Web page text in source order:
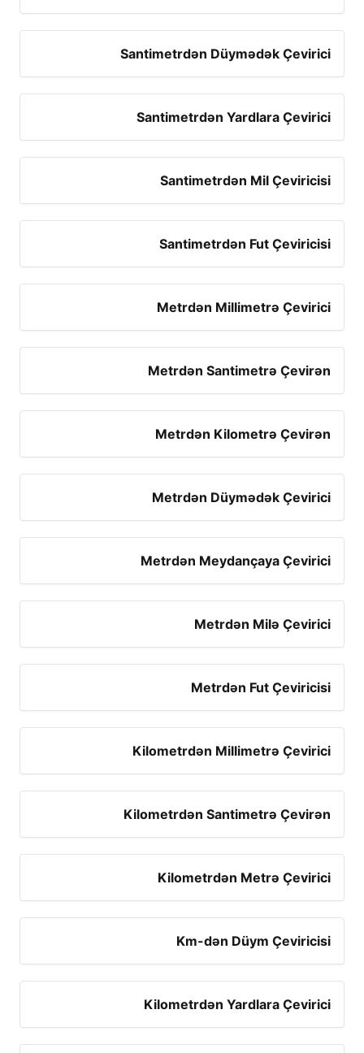
Santimetrdən Düymədək Çevirici
Santimetrdən Yardlara Çevirici
Santimetrdən Mil Çeviricisi
Santimetrdən Fut Çeviricisi
Metrdən Millimetrə Çevirici
Metrdən Santimetrə Çevirən
Metrdən Kilometrə Çevirən
Metrdən Düymədək Çevirici
Metrdən Meydançaya Çevirici
Metrdən Milə Çevirici
Metrdən Fut Çeviricisi
Kilometrdən Millimetrə Çevirici
Kilometrdən Santimetrə Çevirən
Kilometrdən Metrə Çevirici
Km-dən Düym Çeviricisi
Kilometrdən Yardlara Çevirici